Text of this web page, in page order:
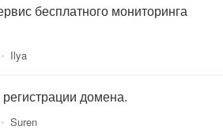
бесплатного мониторинга
• Ilya
домена.
• Suren